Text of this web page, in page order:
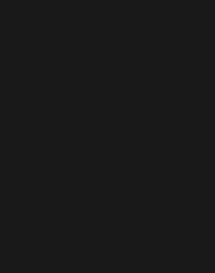
nueva ventana)
ventana)